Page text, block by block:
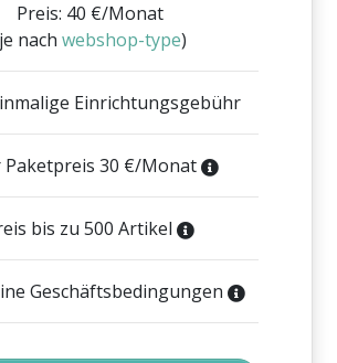
Preis: 40 €/Monat
nach webshop-type)
Einrichtungsgebühr
Paketpreis 30 €/Monat
bis zu 500 Artikel
Geschäftsbedingungen